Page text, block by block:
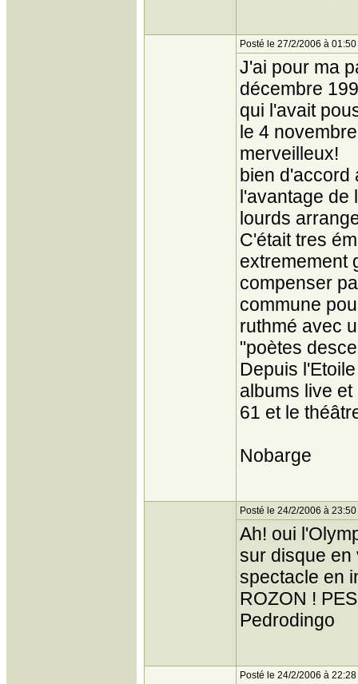
Posté le 27/2/2006 à 01:50
J'ai pour ma
décembre
qui l'avait
le 4
merveilleux!
bien d'accord
l'avantage de
lourds
C'était tres
extremement
compenser
commune
ruthmé avec
"poètes
Depuis
albums live
61 et le
Nobarge
Posté le 24/2/2006 à 23:50
Ah! oui
sur disque en
spectacle en
ROZON !
Pedrodingo
Posté le 24/2/2006 à 22:28